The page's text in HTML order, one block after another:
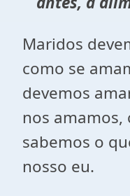
Maridos
como se
devemos
nos amamos,
sabemos o
nosso eu.